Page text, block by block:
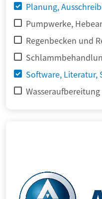
Planung,
Pumpwerke,
Regenbecken und
Software, Literatur,
Wasseraufbereitung